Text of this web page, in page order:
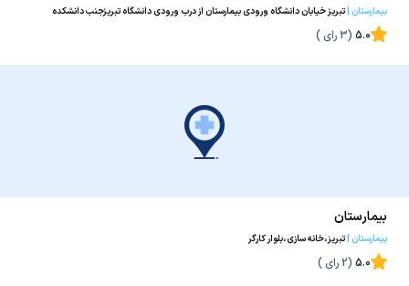
بیمارستان |تبریز خیابان دانشگاه ورودی بیمارستان از درب ورودی دانشگاه تبریزجنب دانشکده
دندانپزشکی
5.0
(
3رای )
بیمارستان
بیمارستان |تبریز،خانه سازی،بلوار کارگر
5.0
(
2رای )